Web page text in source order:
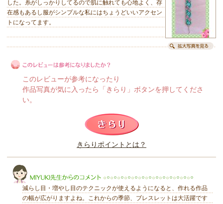
した。糸がしっかりしてるので肌に触れても心地よく、存
在感もあるし服がシンプルな私にはちょうどいいアクセン
トになってます。
このレビューは参考になりましたか？
このレビューが参考になったり
作品写真が気に入ったら「きらり」ボタンを押してくださ
い。
きらりポイントとは？
減らし目・増やし目のテクニックが使えるようになると、作れる作品
の幅が広がりますよね。これからの季節、ブレスレットは大活躍です